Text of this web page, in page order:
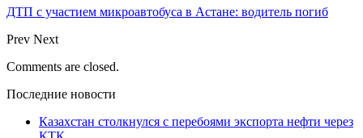
ДТП с участием микроавтобуса в Астане: водитель погиб
Prev Next
Comments are closed.
Последние новости
Казахстан столкнулся с перебоями экспорта нефти через